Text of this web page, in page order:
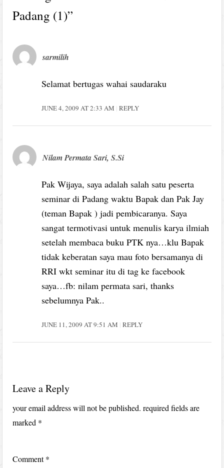
Padang (1)”
sarmilih
Selamat bertugas wahai saudaraku
JUNE 4, 2009 AT 2:33 AM REPLY
Nilam Permata Sari, S.Si
Pak Wijaya, saya adalah salah satu peserta
seminar di Padang waktu Bapak dan Pak Jay
(teman Bapak ) jadi pembicaranya. Saya
sangat termotivasi untuk menulis karya ilmiah
setelah membaca buku PTK nya…klu Bapak
tidak keberatan saya mau foto bersamanya di
RRI wkt seminar itu di tag ke facebook
saya…fb: nilam permata sari, thanks
sebelumnya Pak..
JUNE 11, 2009 AT 9:51 AM REPLY
Leave a Reply
your email address will not be published. required fields are
marked *
Comment*